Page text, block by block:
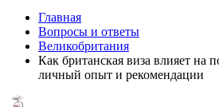
Главная
Вопросы и ответы
Великобритания
Как британская виза влияет на
личный опыт и рекомендации